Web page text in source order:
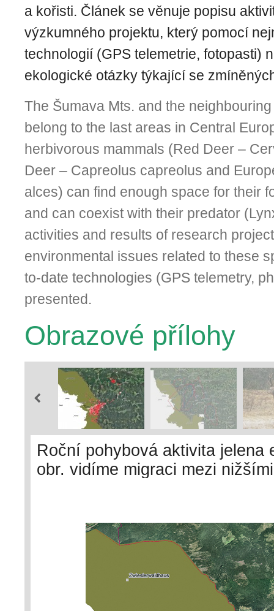
a kořisti. Článek se věnuje popisu
výzkumného projektu, který pomocí
technologií (GPS telemetrie, fotopasti)
ekologické otázky týkající se
The Šumava Mts. and the
belong to the last areas in Central
herbivorous mammals (Red Deer –
Deer – Capreolus capreolus and
alces) can find enough space for their
and can coexist with their predator
activities and results of research
environmental issues related to these
to-date technologies (GPS telemetry,
presented.
Obrazové přílohy
Roční pohybová aktivita jelena
obr. vidíme migraci mezi
po červenou zobrazuje čas v